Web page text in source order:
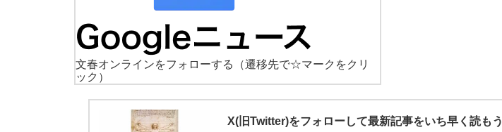
文春オンラインをフォローする
（遷移先で☆マークをクリ
ック）
X(旧Twitter)をフォローして最新記事をいち早く読もう